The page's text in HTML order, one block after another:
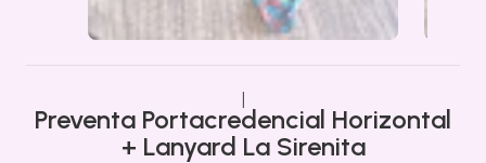
Preventa Portacredencial Horizontal
+ Lanyard La Sirenita